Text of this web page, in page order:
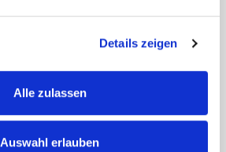
Details zeigen
Alle zulassen
Auswahl erlauben